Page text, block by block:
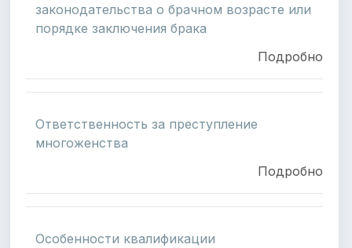
законодательства о брачном возрасте или
порядке заключения брака
Подробно
Ответственность за преступление
многоженства
Подробно
Особенности квалификации